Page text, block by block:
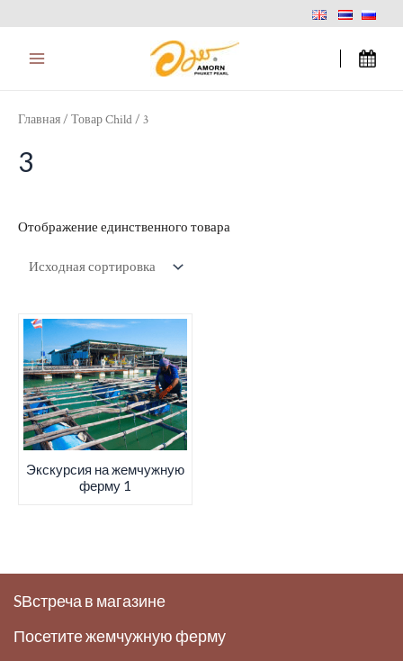
к
содержимому
Menu
Главная/ Товар Child / 3
3
Отображение единственного товара
Экскурсия на жемчужную
ферму 1
SВстреча в магазине
Посетите жемчужную ферму